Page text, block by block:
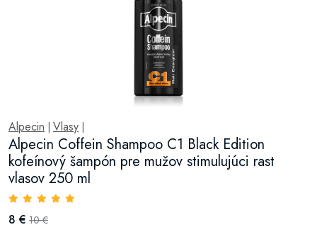
Alpecin Vlasy
Alpecin Coffein Shampoo C1 Black Edition
kofeínový šampón pre mužov stimulujúci rast
vlasov 250 ml
8 € 10 €